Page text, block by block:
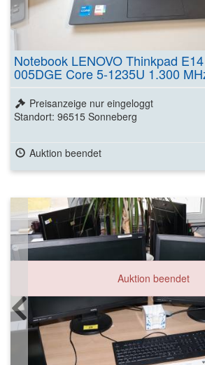
Notebook LENOVO Thinkpad
005DGE Core 5-1235U 1.300
Preisanzeige nur eingeloggt
Standort: 96515 Sonneberg
Auktion beendet
Auktion beendet